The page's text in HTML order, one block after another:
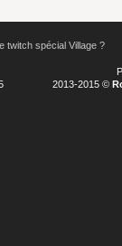
twitch spécial Village ?
2013-2015 ©